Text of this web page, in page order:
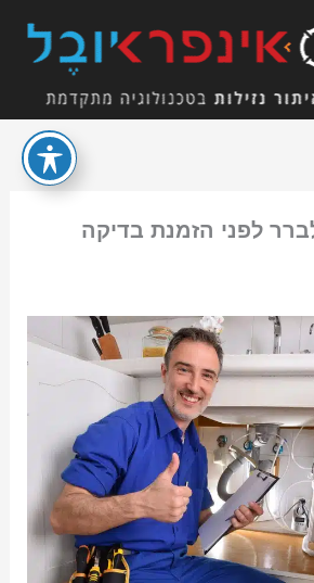
לפני הזמנת בדיקה